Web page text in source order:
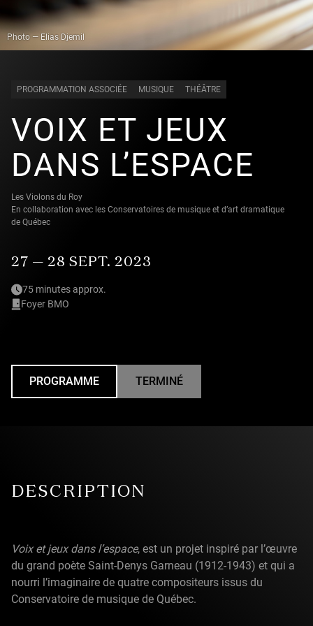
Photo — Elias Djemil
PROGRAMMATION ASSOCIÉE MUSIQUE THÉÂTRE
VOIX ET JEUX
DANS L’ESPACE
Les Violons du Roy
En collaboration avec les Conservatoires de musique et d’art dramatique
de Québec
27 — 28 SEPT. 2023
75 minutes approx.
Foyer BMO
PROGRAMME
UNDEFINED
TERMINÉ
DESCRIPTION
Voix et jeux dans l’espace, est un projet inspiré par l’œuvre
du grand poète Saint-Denys Garneau (1912-1943) et qui a
nourri l’imaginaire de quatre compositeurs issus du
Conservatoire de musique de Québec.